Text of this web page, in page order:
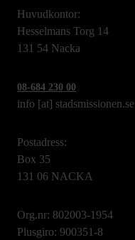
Huvudkontor:
Hesselmans Torg 14
131 54 Nacka
08-684 230 00
info [at] stadsmissionen.se
Postadress:
Box 35
131 06 NACKA
Org.nr: 802003-1954
Plusgiro: 900351-8